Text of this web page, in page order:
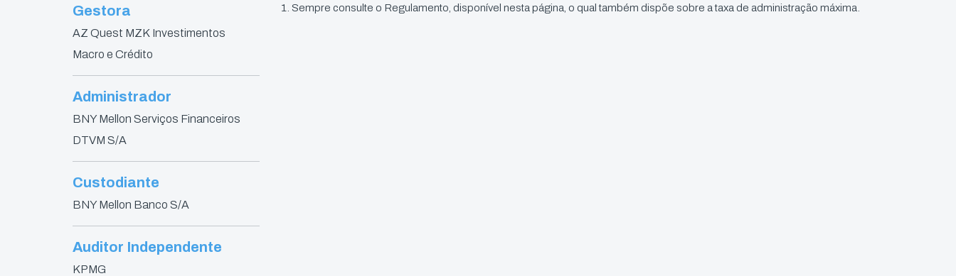
Gestora
AZ Quest MZK Investimentos
Macro e Crédito
Administrador
BNY Mellon Serviços Financeiros
DTVM S/A
Custodiante
BNY Mellon Banco S/A
Auditor Independente
KPMG
1. Sempre consulte o Regulamento, disponível nesta página, o qual também dispõe sobre a taxa de administração máxima.